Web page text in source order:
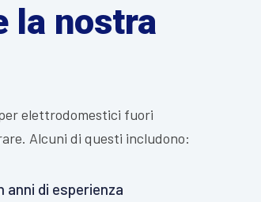
la nostra
elettrodomestici fuori
Alcuni di questi includono:
anni di esperienza